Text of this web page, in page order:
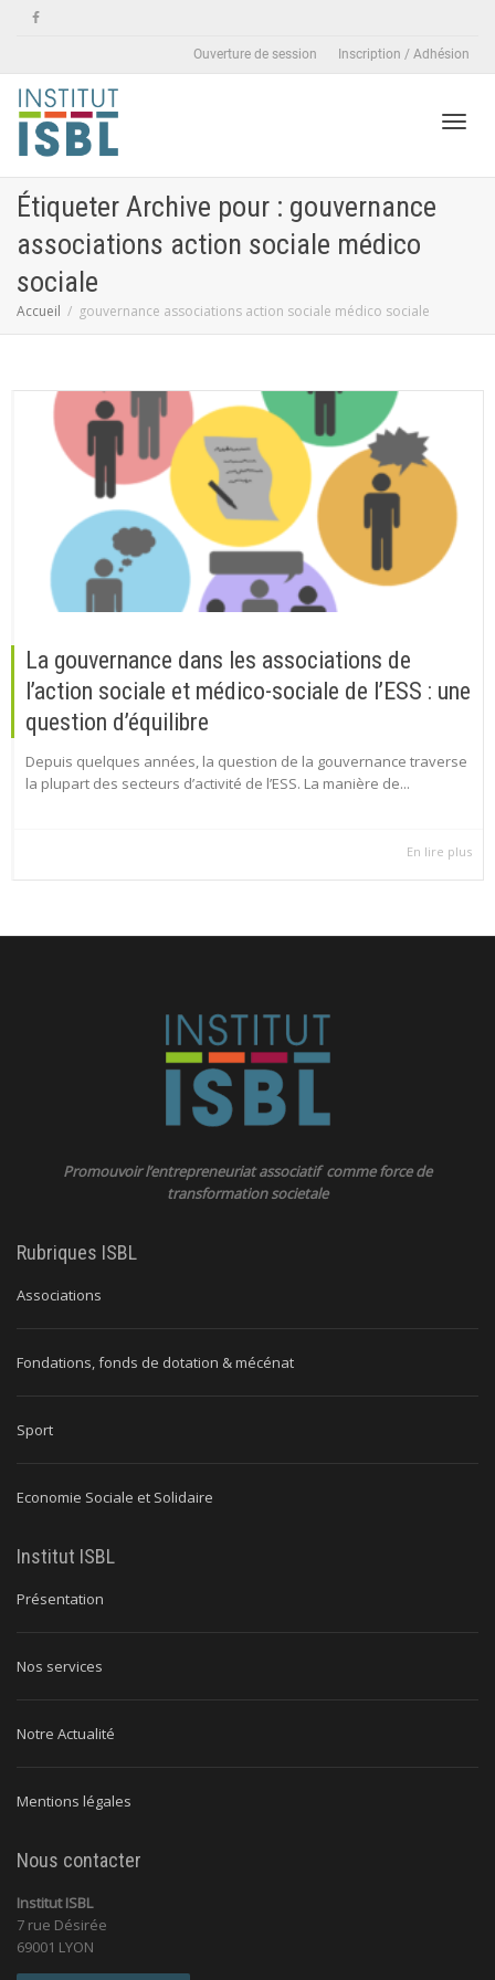
Ouverture de session Inscription / Adhésion
Étiqueter Archive pour : gouvernance
associations action sociale médico
sociale
Accueil gouvernance associations action sociale médico sociale
La gouvernance dans les associations de
l’action sociale et médico-sociale de l’ESS : une
question d’équilibre
Depuis quelques années, la question de la gouvernance traverse
la plupart des secteurs d’activité de l’ESS. La manière de...
En lire plus
Promouvoir l’entrepreneuriat associatif comme force de
transformation societale
Rubriques ISBL
Associations
Fondations, fonds de dotation & mécénat
Sport
Economie Sociale et Solidaire
Institut ISBL
Présentation
Nos services
Notre Actualité
Mentions légales
Nous contacter
Institut ISBL
7 rue Désirée
69001 LYON